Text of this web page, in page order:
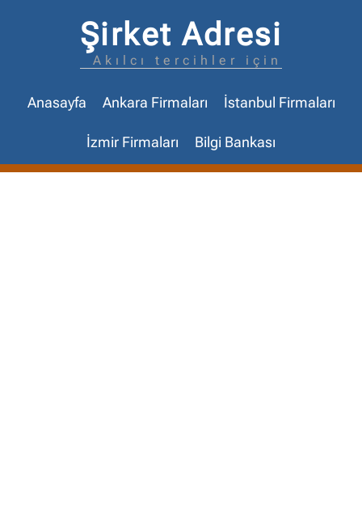
Şirket Adresi
Akılcı tercihler için
Anasayfa Ankara Firmaları İstanbul Firmaları
İzmir Firmaları Bilgi Bankası